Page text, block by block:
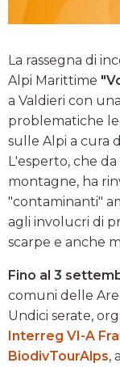
La rassegna di
Alpi Marittime
a Valdieri con
problematiche
sulle Alpi a cura
L'esperto, che
montagne, ha
"contaminanti"
agli involucri di
scarpe e anche
Fino al 3
comuni delle
Undici serate,
Interreg VI-A
BiodivTourAlps,